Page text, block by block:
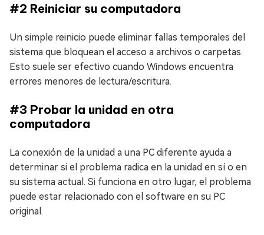
#2 Reiniciar su computadora
Un simple reinicio puede eliminar fallas temporales del
sistema que bloquean el acceso a archivos o carpetas.
Esto suele ser efectivo cuando Windows encuentra
errores menores de lectura/escritura.
#3 Probar la unidad en otra
computadora
La conexión de la unidad a una PC diferente ayuda a
determinar si el problema radica en la unidad en sí o en
su sistema actual. Si funciona en otro lugar, el problema
puede estar relacionado con el software en su PC
original.